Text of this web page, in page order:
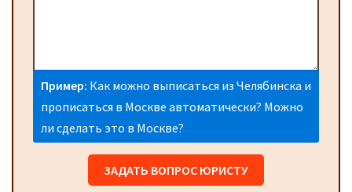
Пример: Как можно выписаться из Челябинска и
прописаться в Москве автоматически? Можно
ли сделать это в Москве?
ЗАДАТЬ ВОПРОС ЮРИСТУ